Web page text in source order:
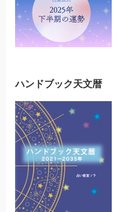
ハンドブック天文暦